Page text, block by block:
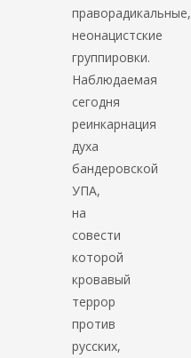
праворадикальные,
неонацистские
группировки.
Наблюдаемая
сегодня
реинкарнация
духа
бандеровской
УПА,
на
совести
которой
кровавый
террор
против
русских,